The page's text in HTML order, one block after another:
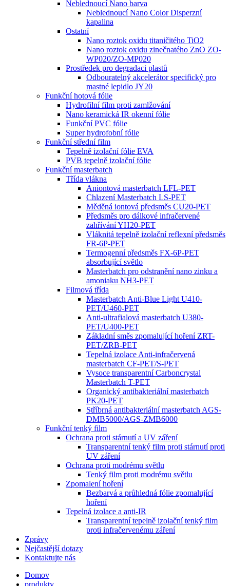
Neblednoucí Nano barva
Neblednoucí Nano Color Disperzní
kapalina
Ostatní
Nano roztok oxidu titaničitého TiO2
Nano roztok oxidu zinečnatého ZnO ZO-
WP020/ZO-MP020
Prostředek pro degradaci plastů
Odbouratelný akcelerátor specifický pro
mastné lepidlo JY20
Funkční hotová fólie
Hydrofilní film proti zamlžování
Nano keramická IR okenní fólie
Funkční PVC fólie
Super hydrofobní fólie
Funkční střední film
Tepelně izolační fólie EVA
PVB tepelně izolační fólie
Funkční masterbatch
Třída vlákna
Aniontová masterbatch LFL-PET
Chlazení Masterbatch LS-PET
Měděná iontová předsměs CU20-PET
Předsměs pro dálkové infračervené
zahřívání YH20-PET
Vláknitá tepelně izolační reflexní předsměs
FR-6P-PET
Termogenní předsměs FX-6P-PET
absorbující světlo
Masterbatch pro odstranění nano zinku a
amoniaku NH3-PET
Filmová třída
Masterbatch Anti-Blue Light U410-
PET/U460-PET
Anti-ultrafialová masterbatch U380-
PET/U400-PET
Základní směs zpomalující hoření ZRT-
PET/ZRB-PET
Tepelná izolace Anti-infračervená
masterbatch CF-PET/S-PET
Vysoce transparentní Carboncrystal
Masterbatch T-PET
Organický antibakteriální masterbatch
PK20-PET
Stříbrná antibakteriální masterbatch AGS-
DMB5000/AGS-ZMB6000
Funkční tenký film
Ochrana proti stárnutí a UV záření
Transparentní tenký film proti stárnutí proti
UV záření
Ochrana proti modrému světlu
Tenký film proti modrému světlu
Zpomalení hoření
Bezbarvá a průhledná fólie zpomalující
hoření
Tepelná izolace a anti-IR
Transparentní tepelně izolační tenký film
proti infračervenému záření
Zprávy
Nejčastější dotazy
Kontaktujte nás
Domov
produkty